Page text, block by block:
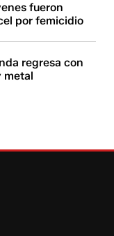
fueron
por femicidio
regresa con
metal